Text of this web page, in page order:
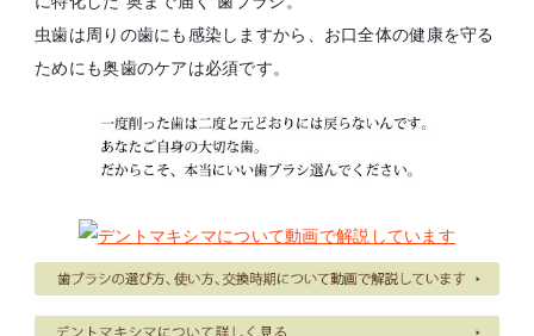
虫歯は周りの歯にも感染しますから、お口全体の健康を守る
ためにも奥歯のケアは必須です。